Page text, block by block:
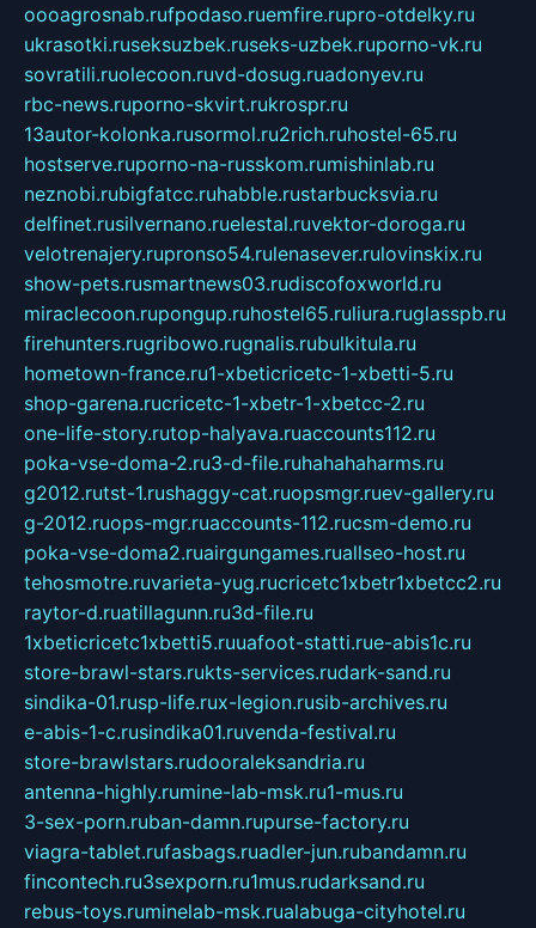
oooagrosnab.rufpodaso.ruemfire.rupro-otdelky.ru
ukrasotki.ruseksuzbek.ruseks-uzbek.ruporno-vk.ru
sovratili.ruolecoon.ruvd-dosug.ruadonyev.ru
rbc-news.ruporno-skvirt.rukrospr.ru
13autor-kolonka.rusormol.ru2rich.ruhostel-65.ru
hostserve.ruporno-na-russkom.rumishinlab.ru
neznobi.rubigfatcc.ruhabble.rustarbucksvia.ru
delfinet.rusilvernano.ruelestal.ruvektor-doroga.ru
velotrenajery.rupronso54.rulenasever.rulovinskix.ru
show-pets.rusmartnews03.rudiscofoxworld.ru
miraclecoon.rupongup.ruhostel65.ruliura.ruglasspb.ru
firehunters.rugribowo.rugnalis.rubulkitula.ru
hometown-france.ru1-xbeticricetc-1-xbetti-5.ru
shop-garena.rucricetc-1-xbetr-1-xbetcc-2.ru
one-life-story.rutop-halyava.ruaccounts112.ru
poka-vse-doma-2.ru3-d-file.ruhahahaharms.ru
g2012.rutst-1.rushaggy-cat.ruopsmgr.ruev-gallery.ru
g-2012.ruops-mgr.ruaccounts-112.rucsm-demo.ru
poka-vse-doma2.ruairgungames.ruallseo-host.ru
tehosmotre.ruvarieta-yug.rucricetc1xbetr1xbetcc2.ru
raytor-d.ruatillagunn.ru3d-file.ru
1xbeticricetc1xbetti5.ruuafoot-statti.rue-abis1c.ru
store-brawl-stars.rukts-services.rudark-sand.ru
sindika-01.rusp-life.rux-legion.rusib-archives.ru
e-abis-1-c.rusindika01.ruvenda-festival.ru
store-brawlstars.rudooraleksandria.ru
antenna-highly.rumine-lab-msk.ru1-mus.ru
3-sex-porn.ruban-damn.rupurse-factory.ru
viagra-tablet.rufasbags.ruadler-jun.rubandamn.ru
fincontech.ru3sexporn.ru1mus.rudarksand.ru
rebus-toys.ruminelab-msk.rualabuga-cityhotel.ru